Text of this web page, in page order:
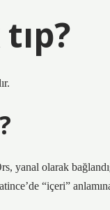
yanal olarak
“içeri”